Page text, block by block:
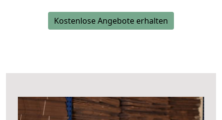
Kostenlose Angebote erhalten